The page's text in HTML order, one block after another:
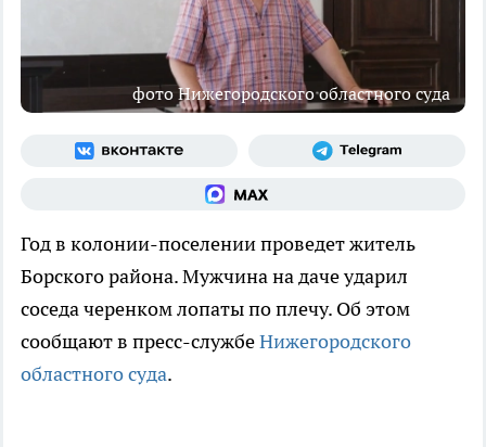
фото Нижегородского областного суда
Год в колонии-поселении проведет житель
Борского района. Мужчина на даче ударил
соседа черенком лопаты по плечу. Об этом
сообщают в пресс-службеНижегородского
областного суда.